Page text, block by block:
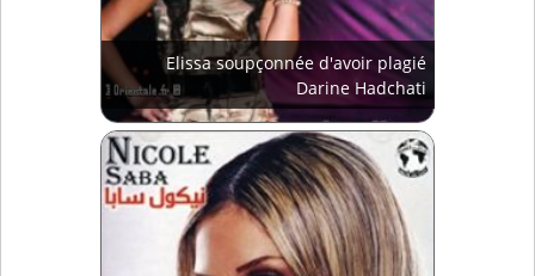
Elissa soupçonnée d'avoir plagié
Darine Hadchati